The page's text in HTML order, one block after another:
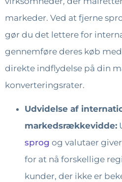
markeder. Ved at fjerne
gør du det lettere for
gennemføre deres køb
direkte indflydelse på din
konverteringsrater.
Udvidelse af
markedsrækkevidde:
sprog og valutaer
for at nå forskellige
kunder, der ikke er